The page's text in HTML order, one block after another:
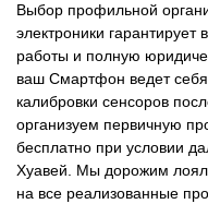
Выбор профильной
электроники гарантирует
работы и полную
ваш Смартфон ведет
калибровки сенсоров
организуем первичную
бесплатно при условии
Хуавей. Мы дорожим
на все реализованные